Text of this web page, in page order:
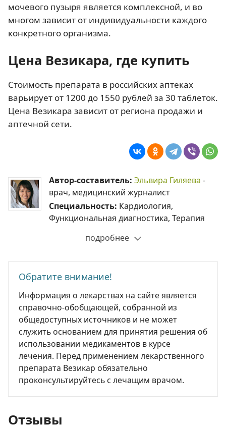
мочевого пузыря является комплексной, и во
многом зависит от индивидуальности каждого
конкретного организма.
Цена Везикара, где купить
Стоимость препарата в российских аптеках
варьирует от 1200 до 1550 рублей за 30 таблеток.
Цена Везикара зависит от региона продажи и
аптечной сети.
Автор-составитель: Эльвира Гиляева -
врач, медицинский журналист
Специальность: Кардиология,
Функциональная диагностика, Терапия
подробнее
Обратите внимание!
Информация о лекарствах на сайте является
справочно-обобщающей, собранной из
общедоступных источников и не может
служить основанием для принятия решения об
использовании медикаментов в курсе
лечения. Перед применением лекарственного
препарата Везикар обязательно
проконсультируйтесь с лечащим врачом.
Отзывы